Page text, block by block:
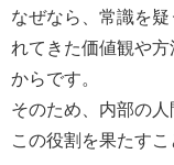
なぜなら、常識を
れてきた価値観や
からです。
そのため、内部の
この役割を果たすこ